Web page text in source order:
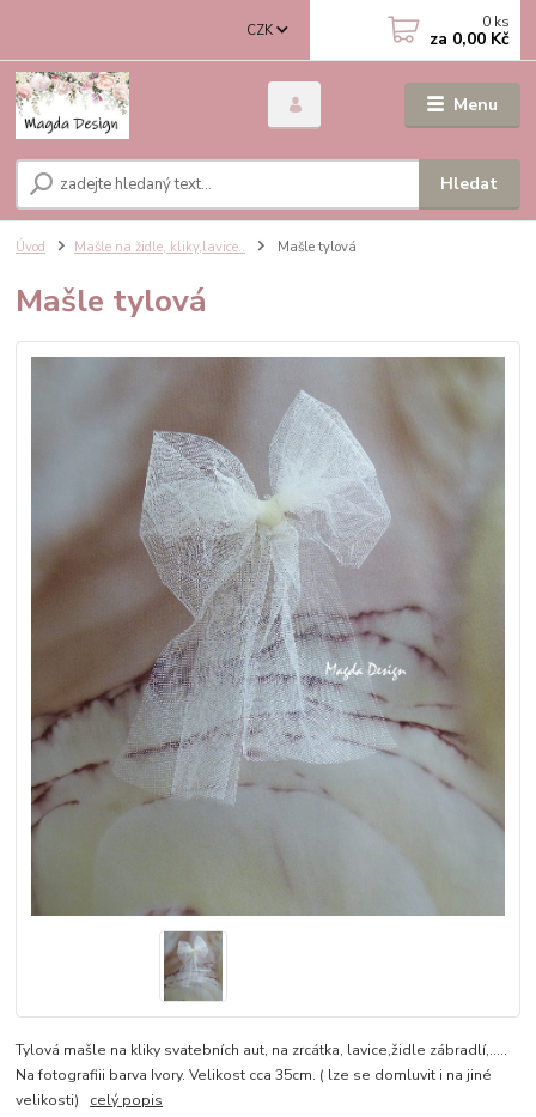
Menu
CZK
Hledat
0 ks
za 0,00 Kč
Úvod Mašle na židle, kliky,lavice.. Mašle tylová
Mašle tylová
Tylová mašle na kliky svatebních aut, na zrcátka, lavice,židle zábradlí,.....
Na fotografiii barva Ivory. Velikost cca 35cm. ( lze se domluvit i na jiné
velikosti) celý popis